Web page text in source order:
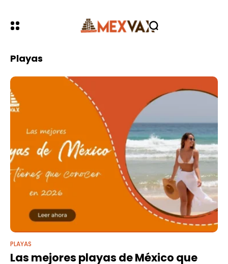
Playas
PLAYAS
Las mejores playas de México que